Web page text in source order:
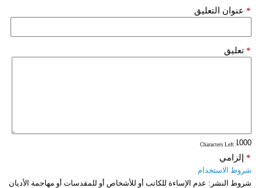
عنوان التعليق *
تعليق *
: Characters Left
إلزامي *
شروط الاستخدام
شروط النشر: عدم الإساءة للكاتب أو للأشخاص أو للمقدسات أو مهاجمة الأديان